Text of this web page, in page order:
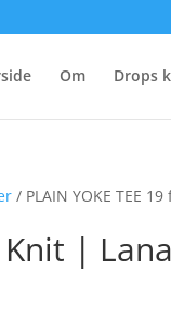
Om Drops
/ PLAIN YOKE TEE
Knit |